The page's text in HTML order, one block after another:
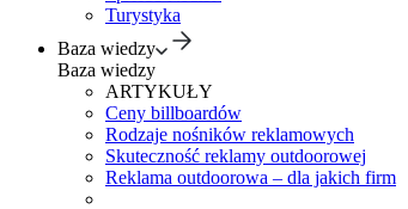
Turystyka
Baza wiedzy
Baza wiedzy
ARTYKUŁY
Ceny billboardów
Rodzaje nośników reklamowych
Skuteczność reklamy outdoorowej
Reklama outdoorowa – dla jakich firm